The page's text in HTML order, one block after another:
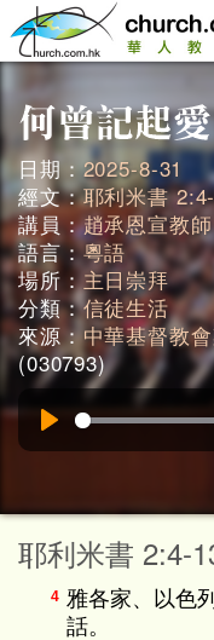
日期：2025-8-31
經文：耶利米書
講員：趙承恩宣教師
語言：粵語
場所：主日崇拜
分類：信徒生活
來源： 中華基督教
(030793)
耶利米書 2:4-
4 雅各家、以色
話。